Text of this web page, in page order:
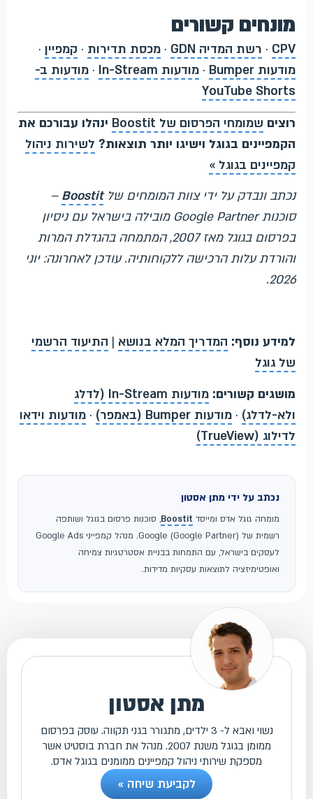
מונחים קשורים
CPV
· רשת המדיה GDN · מכסת תדירות · קמפיין ·
מודעות Bumper
· מודעות In-Stream · מודעות ב-
YouTube Shorts
רוצים שמומחי הפרסום של Boostit
ינהלו עבורכם את
הקמפיינים בגוגל וישיגו יותר תוצאות? לשירות ניהול
קמפיינים בגוגל »
נכתב ונבדק על ידי צוות המומחים שלBoostit
–
סוכנות Google Partner מובילה בישראל עם ניסיון
בפרסום בגוגל מאז 2007, המתמחה בהגדלת המרות
והורדת עלות הרכישה ללקוחותיה. עודכן לאחרונה: יוני
2026.
למידע נוסף: המדריך המלא בנושא | התיעוד הרשמי
של גוגל
מושגים קשורים:
מודעות In-Stream (לדלג
ולא-לדלג) · מודעות Bumper (באמפר) · מודעות וידאו
לדילוג (TrueView)
נכתב על ידי מתן אסטון
מומחה גוגל אדס ומייסד Boostit, סוכנות פרסום בגוגל ושותפה
רשמית של Google (Google Partner). מנהל קמפייני Google Ads
לעסקים בישראל, עם התמחות בבניית אסטרטגיות צמיחה
ואופטימיזציה לתוצאות עסקיות מדידות.
מתן אסטון
נשוי ואבא ל- 3 ילדים, מתגורר בגני תקווה. עוסק בפרסום
ממומן בגוגל משנת 2007. מנהל את חברת בוסטיט אשר
מספקת שירותי ניהול קמפיינים ממומנים בגוגל אדס.
לקביעת שיחה »